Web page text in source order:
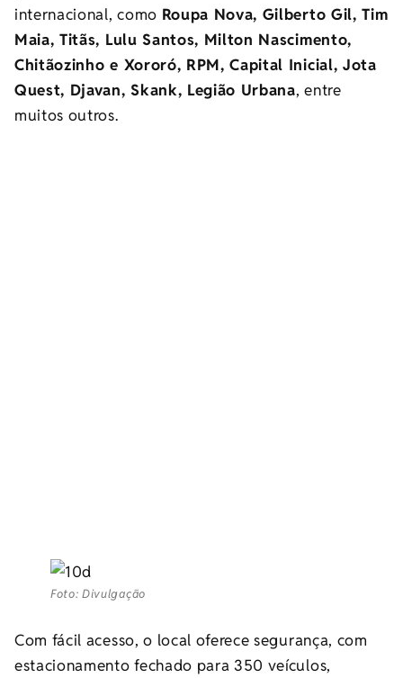
internacional, como Roupa Nova, Gilberto Gil, Tim
Maia, Titãs, Lulu Santos, Milton Nascimento,
Chitãozinho e Xororó, RPM, Capital Inicial, Jota
Quest, Djavan, Skank, Legião Urbana, entre
muitos outros.
Foto: Divulgação
Com fácil acesso, o local oferece segurança, com
estacionamento fechado para 350 veículos,